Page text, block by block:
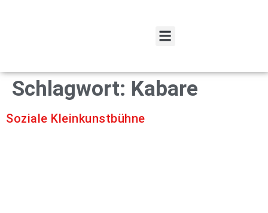
Schlagwort: Kabare
Soziale Kleinkunstbühne